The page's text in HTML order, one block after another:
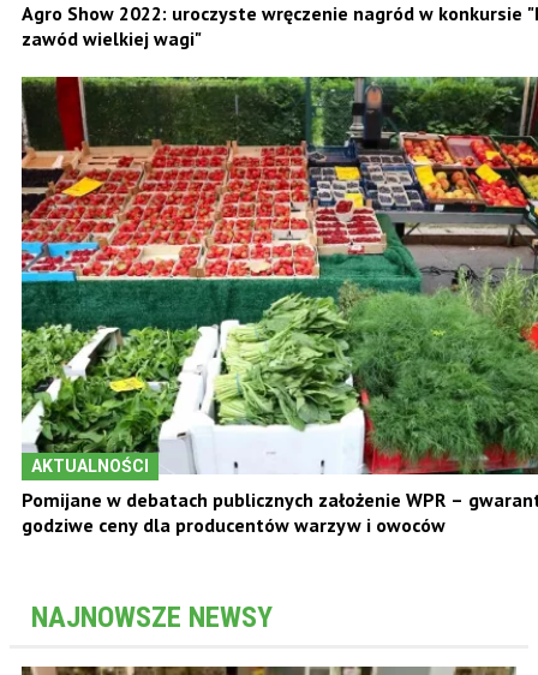
Agro Show 2022: uroczyste wręczenie nagród w konkursie
zawód wielkiej wagi"
AKTUALNOŚCI
Pomijane w debatach publicznych założenie WPR –
godziwe ceny dla producentów warzyw i owoców
NAJNOWSZE NEWSY